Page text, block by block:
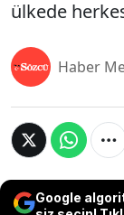
ülkede
Haber
Google